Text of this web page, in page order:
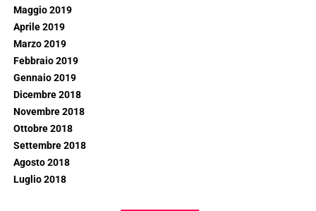
Maggio 2019
Aprile 2019
Marzo 2019
Febbraio 2019
Gennaio 2019
Dicembre 2018
Novembre 2018
Ottobre 2018
Settembre 2018
Agosto 2018
Luglio 2018